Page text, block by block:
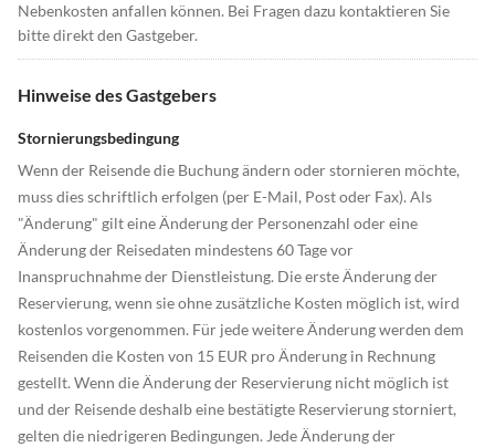
Nebenkosten anfallen können. Bei Fragen dazu kontaktieren Sie
bitte direkt den Gastgeber.
Hinweise des Gastgebers
Stornierungsbedingung
Wenn der Reisende die Buchung ändern oder stornieren möchte,
muss dies schriftlich erfolgen (per E-Mail, Post oder Fax). Als
"Änderung" gilt eine Änderung der Personenzahl oder eine
Änderung der Reisedaten mindestens 60 Tage vor
Inanspruchnahme der Dienstleistung. Die erste Änderung der
Reservierung, wenn sie ohne zusätzliche Kosten möglich ist, wird
kostenlos vorgenommen. Für jede weitere Änderung werden dem
Reisenden die Kosten von 15 EUR pro Änderung in Rechnung
gestellt. Wenn die Änderung der Reservierung nicht möglich ist
und der Reisende deshalb eine bestätigte Reservierung storniert,
gelten die niedrigeren Bedingungen. Jede Änderung der